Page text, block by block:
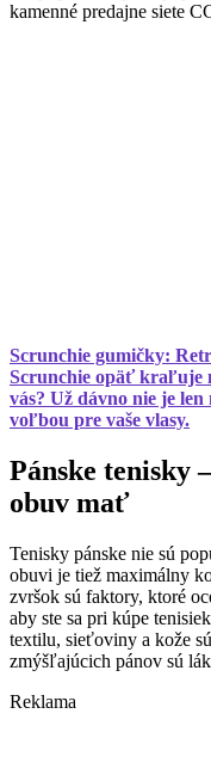
kamenné predajne siete
Scrunchie gumičky:
Scrunchie opäť kraľuje
vás? Už dávno nie je
voľbou pre vaše vlasy.
Pánske tenisky
obuv mať
Tenisky pánske nie sú
obuvi je tiež maximálny
zvršok sú faktory, ktoré
aby ste sa pri kúpe
textilu, sieťoviny a kože
zmýšľajúcich pánov sú
Reklama